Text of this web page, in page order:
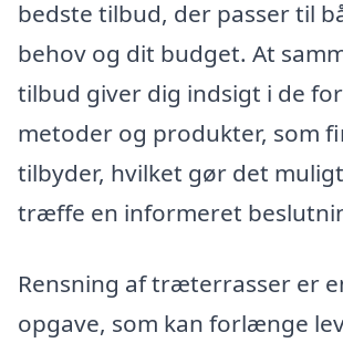
bedste tilbud, der passer til
behov og dit budget. At
tilbud giver dig indsigt i de
metoder og produkter, som
tilbyder, hvilket gør det
træffe en informeret
Rensning af træterrasser er
opgave, som kan forlænge